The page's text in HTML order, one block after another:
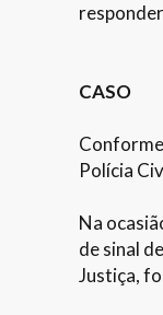
CASO
Polícia
Na
de sinal
Justiça,